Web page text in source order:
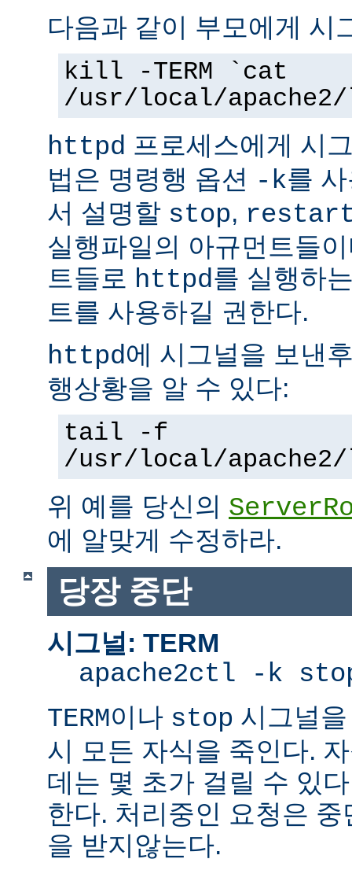
다음과 같이 부모에게 시
kill -TERM `cat
/usr/local/
httpd 프로세스에게 시
법은 명령행 옵션 -k를
서 설명할 stop,
실행파일의 아규먼트들
트들로 httpd를 실행하
트를 사용하길 권한다.
httpd에 시그널을 보낸
행상황을 알 수 있다:
tail -f
/usr/local/
위 예를 당신의
에 알맞게 수정하라.
당장 중단
시그널: TERM
apache2ctl -k
TERM이나 stop 시그널
시 모든 자식을 죽인다.
데는 몇 초가 걸릴 수 있
한다. 처리중인 요청은
을 받지않는다.